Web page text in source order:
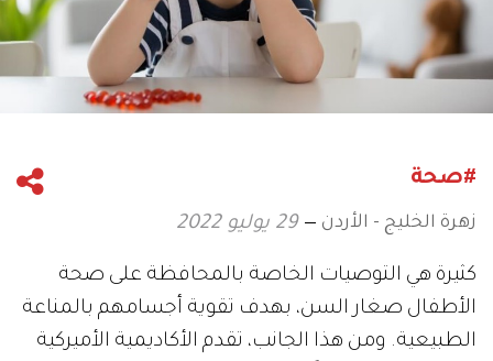
#صحة
زهرة الخليج - الأردن 29 يوليو 2022
كثيرة هي التوصيات الخاصة بالمحافظة على صحة
الأطفال صغار السن، بهدف تقوية أجسامهم بالمناعة
الطبيعية. ومن هذا الجانب، تقدم الأكاديمية الأميركية